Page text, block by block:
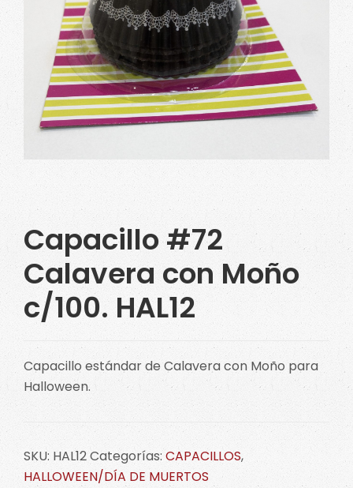
Capacillo #72
Calavera con Moño
c/100. HAL12
Capacillo estándar de Calavera con Moño para
Halloween.
SKU: HAL12Categorías: CAPACILLOS,
HALLOWEEN/DÍA DE MUERTOS